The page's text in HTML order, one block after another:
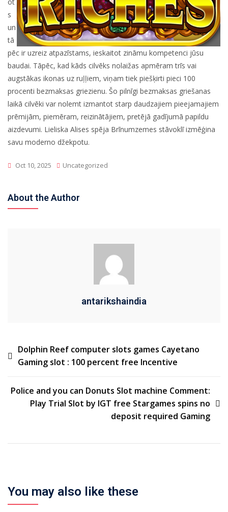
s
un
tā
pēc ir uzreiz atpazīstams, ieskaitot zināmu kompetenci jūsu
baudai. Tāpēc, kad kāds cilvēks nolaižas apmēram trīs vai
augstākas ikonas uz ruļļiem, viņam tiek piešķirti pieci 100
procenti bezmaksas griezienu. Šo pilnīgi bezmaksas griešanas
laikā cilvēki var nolemt izmantot starp daudzajiem pieejamajiem
prēmijām, piemēram, reizinātājiem, pretējā gadījumā papildu
aizdevumi. Lieliska Alises spēja Brīnumzemes stāvoklī izmēģina
savu moderno džekpotu.
Oct 10, 2025 Uncategorized
About the Author
antarikshaindia
Dolphin Reef computer slots games Cayetano
Gaming slot : 100 percent free Incentive
Police and you can Donuts Slot machine Comment:
Play Trial Slot by IGT free Stargames spins no
deposit required Gaming
You may also like these